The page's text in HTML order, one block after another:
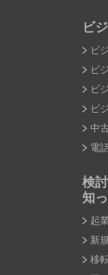
ビ
ビ
ビ
ビ
ビ
中
電
検
知
起業
新
移